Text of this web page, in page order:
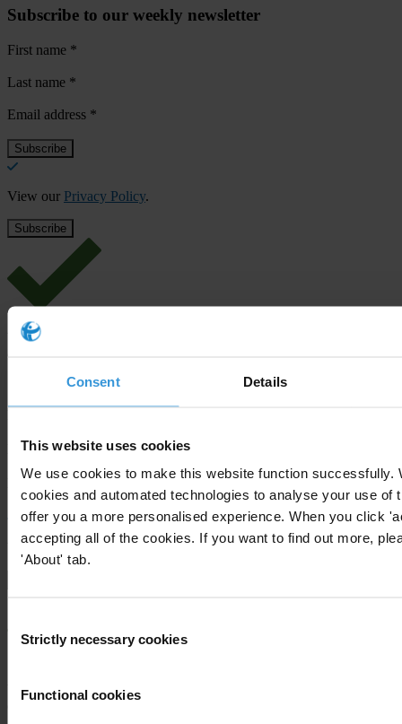
Consent Details
This website uses cookies
We use cookies to make this website function successfully.
cookies and automated technologies to analyse your use of
offer you a more personalised experience. When you click
accepting all of the cookies. If you want to find out more,
'About' tab.
Selection
Strictly necessary cookies
Functional cookies
Subscribe to our weekly newsletter
First name *
Last name *
Email address *
View our Privacy Policy.
Your registration is almost complete. Please go to your inbox and
Stay informed
Last name*
Email address *
View ourPrivacy Policy.
Your registration is almost complete. Please go to your inbox and